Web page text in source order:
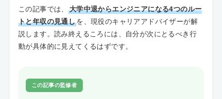
この記事では、
大学中退からエンジニアになる4つのルー
トと年収の見通しを、現役のキャリアアドバイザーが解
説します。読み終えるころには、自分が次にとるべき行
動が具体的に見えてくるはずです。
この記事の監修者